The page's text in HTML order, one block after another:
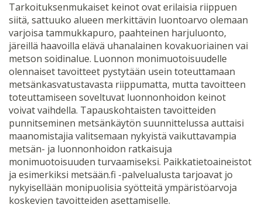
Tarkoituksenmukaiset keinot ovat erilaisia riippuen
siitä, sattuuko alueen merkittävin luontoarvo olemaan
varjoisa tammukkapuro, paahteinen harjuluonto,
järeillä haavoilla elävä uhanalainen kovakuoriainen vai
metson soidinalue. Luonnon monimuotoisuudelle
olennaiset tavoitteet pystytään usein toteuttamaan
metsänkasvatustavasta riippumatta, mutta tavoitteen
toteuttamiseen soveltuvat luonnonhoidon keinot
voivat vaihdella. Tapauskohtaisten tavoitteiden
punnitseminen metsänkäytön suunnittelussa auttaisi
maanomistajia valitsemaan nykyistä vaikuttavampia
metsän- ja luonnonhoidon ratkaisuja
monimuotoisuuden turvaamiseksi. Paikkatietoaineistot
ja esimerkiksi metsään.fi -palvelualusta tarjoavat jo
nykyisellään monipuolisia syötteitä ympäristöarvoja
koskevien tavoitteiden asettamiselle.